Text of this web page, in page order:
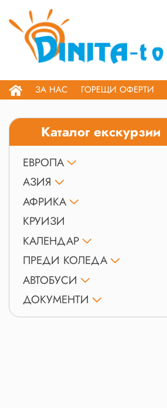
ЗА НАС ГОРЕЩИ ОФЕРТИ
Каталог екскурзии
ЕВРОПА
АЗИЯ
АФРИКА
КРУИЗИ
КАЛЕНДАР
ПРЕДИ КОЛЕДА
АВТОБУСИ
ДОКУМЕНТИ